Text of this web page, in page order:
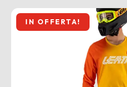
IN OFFERTA!